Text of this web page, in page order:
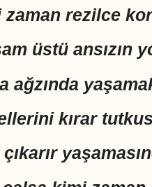
zaman rezilce
üstü ansızın
ağzında
kırar